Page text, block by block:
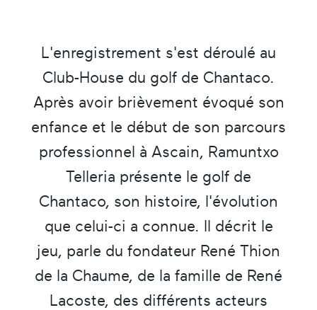
L'enregistrement s'est déroulé au
Club-House du golf de Chantaco.
Après avoir brièvement évoqué son
enfance et le début de son parcours
professionnel à Ascain, Ramuntxo
Telleria présente le golf de
Chantaco, son histoire, l'évolution
que celui-ci a connue. Il décrit le
jeu, parle du fondateur René Thion
de la Chaume, de la famille de René
Lacoste, des différents acteurs